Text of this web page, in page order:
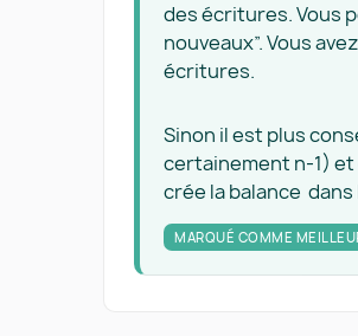
des écritures. Vous
nouveaux”. Vous
écritures.
Sinon il est plus
certainement n-1) et
crée la balance
MARQUÉ COMME